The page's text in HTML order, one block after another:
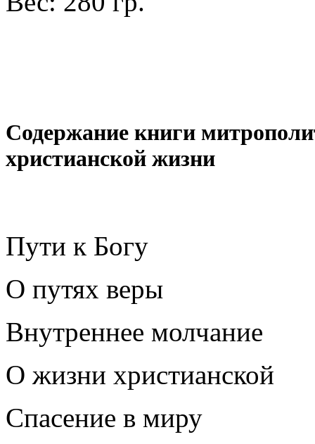
Содержание книги
христианской жизни
Пути к Богу
О путях веры
Внутреннее молчание
О жизни христианской
Спасение в миру